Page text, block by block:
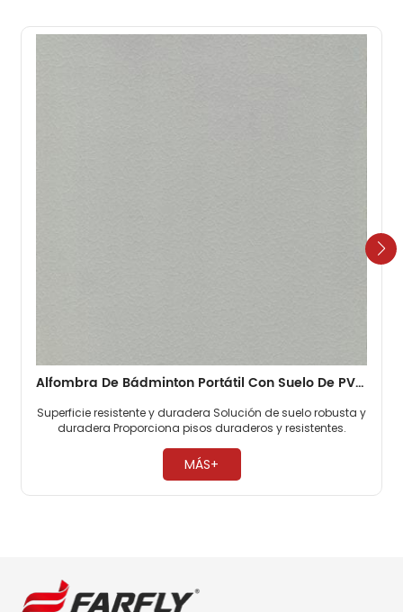
Alfombra De Bádminton Portátil Con Suelo De PVC Duradero Para Deportes De 4,5 Mm
Superficie resistente y duradera Solución de suelo robusta y
duradera Proporciona pisos duraderos y resistentes. ​
MÁS+